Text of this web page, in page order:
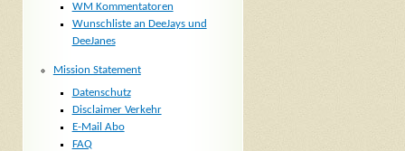
WM Kommentatoren
Wunschliste an DeeJays und
DeeJanes
Mission Statement
Datenschutz
Disclaimer Verkehr
E-Mail Abo
FAQ